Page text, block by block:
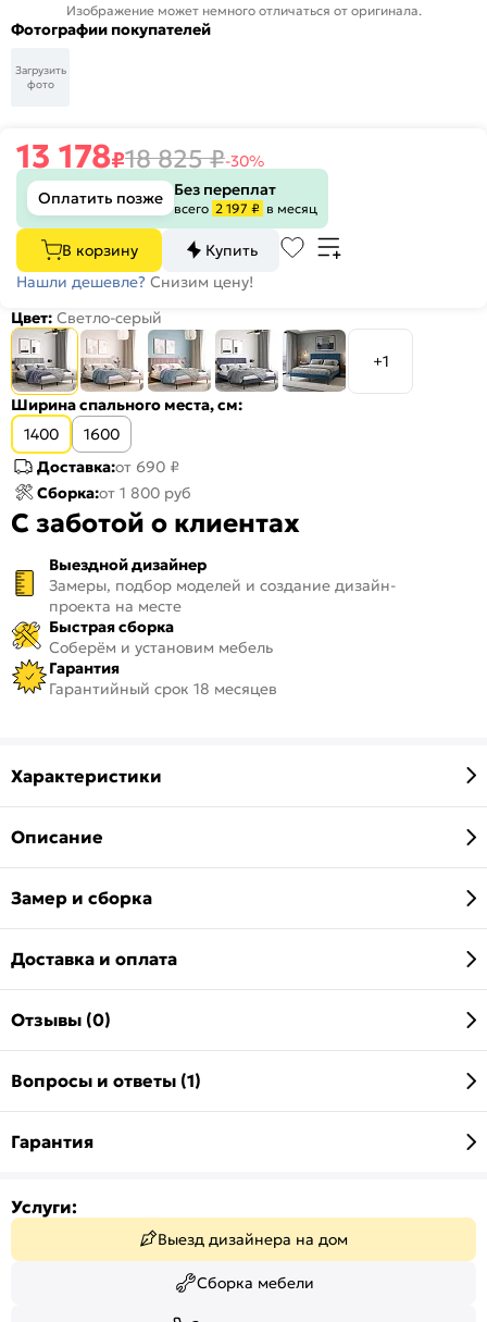
Изображение может немного отличаться от оригинала.
Фотографии покупателей
Загрузить
фото
13 178₽18 825₽-30%
Оплатить позже
Без переплат
всего 2 197 ₽ в месяц
В корзину
Купить
Нашли дешевле? Снизим цену!
Цвет: Светло-серый
+1
Ширина спального места, см:
1400
1600
Доставка:от 690 ₽
Сборка:от 1 800 руб
С заботой о клиентах
Выездной дизайнер
Замеры, подбор моделей и создание дизайн-
проекта на месте
Быстрая сборка
Соберём и установим мебель
Гарантия
Гарантийный срок 18 месяцев
Характеристики
Описание
Замер и сборка
Доставка и оплата
Отзывы (0)
Вопросы и ответы (1)
Гарантия
Услуги:
Выезд дизайнера на дом
Сборка мебели